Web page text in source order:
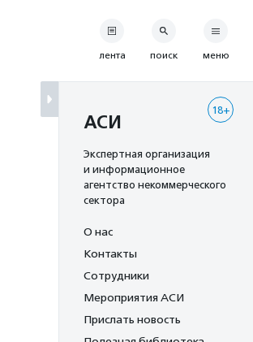
лента поиск меню
18+
АСИ
Экспертная организация
и информационное
агентство некоммерческого
сектора
О нас
Контакты
Сотрудники
Мероприятия АСИ
Прислать новость